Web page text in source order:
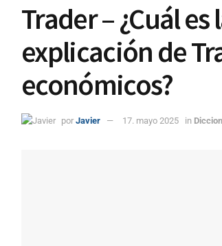
Trader – ¿Cuál
explicación de
económicos?
por Javier 17. mayo 2025 in